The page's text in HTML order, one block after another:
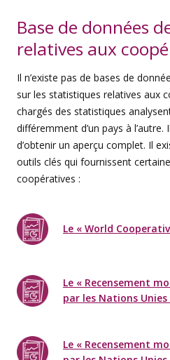
Base de données
relatives aux
Il n’existe pas de bases de
sur les statistiques relatives aux
chargés des statistiques
différemment d’un pays à
d’obtenir un aperçu complet. Il
outils clés qui fournissent
coopératives :
Le « World
Le « Recensement
par les Nations Unies
Le « Recensement